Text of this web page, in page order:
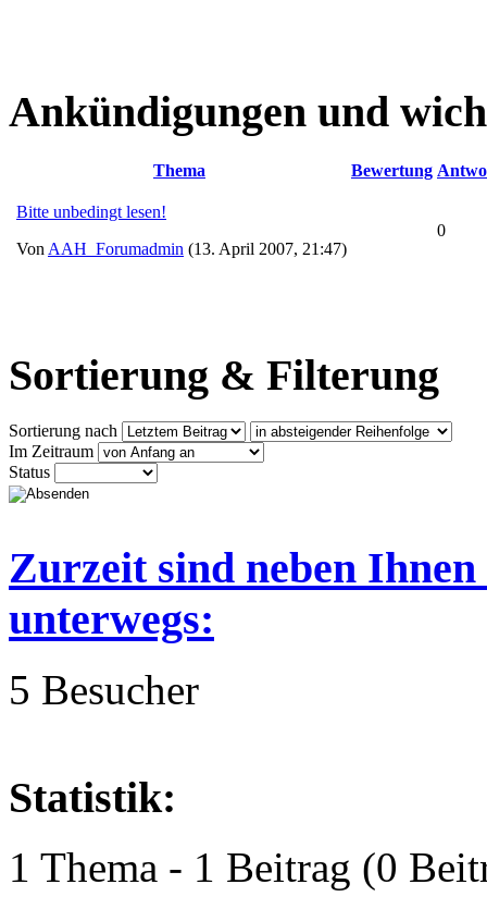
Ankündigungen und
Thema Bewertung
Bitte unbedingt lesen!
Von AAH_Forumadmin (13. April 2007, 21:47)
0
Sortierung & Filterung
Sortierung nach
Im Zeitraum
Status
Zurzeit sind neben
unterwegs:
5 Besucher
Statistik:
1 Thema - 1 Beitrag (0